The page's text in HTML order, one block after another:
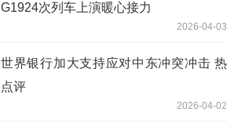
G1924次列车上演暖心接力
2026-04-03
世界银行加大支持应对中东冲突冲击 热
点评
2026-04-02